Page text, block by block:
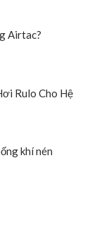
Airtac?
Rulo Cho Hệ
khí nén